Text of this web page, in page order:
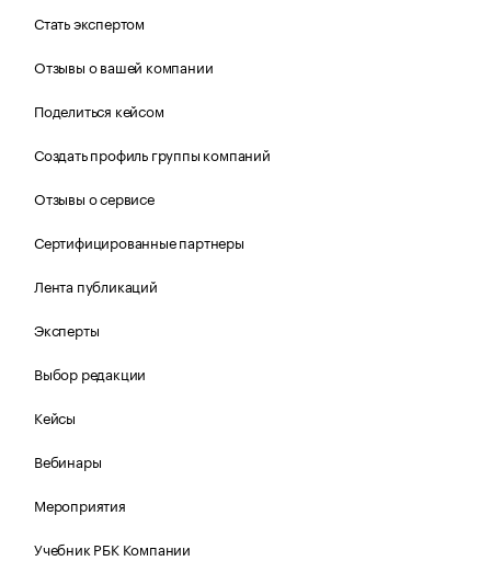
Стать экспертом
Отзывы о вашей компании
Поделиться кейсом
Создать профиль группы компаний
Отзывы о сервисе
Сертифицированные партнеры
Лента публикаций
Эксперты
Выбор редакции
Кейсы
Вебинары
Мероприятия
Учебник РБК Компании